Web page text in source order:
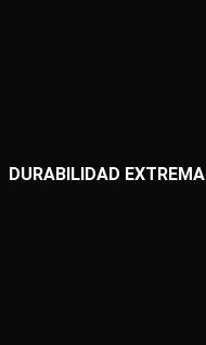
DURABILIDAD EXTREMA